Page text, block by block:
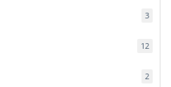
33
1212
22